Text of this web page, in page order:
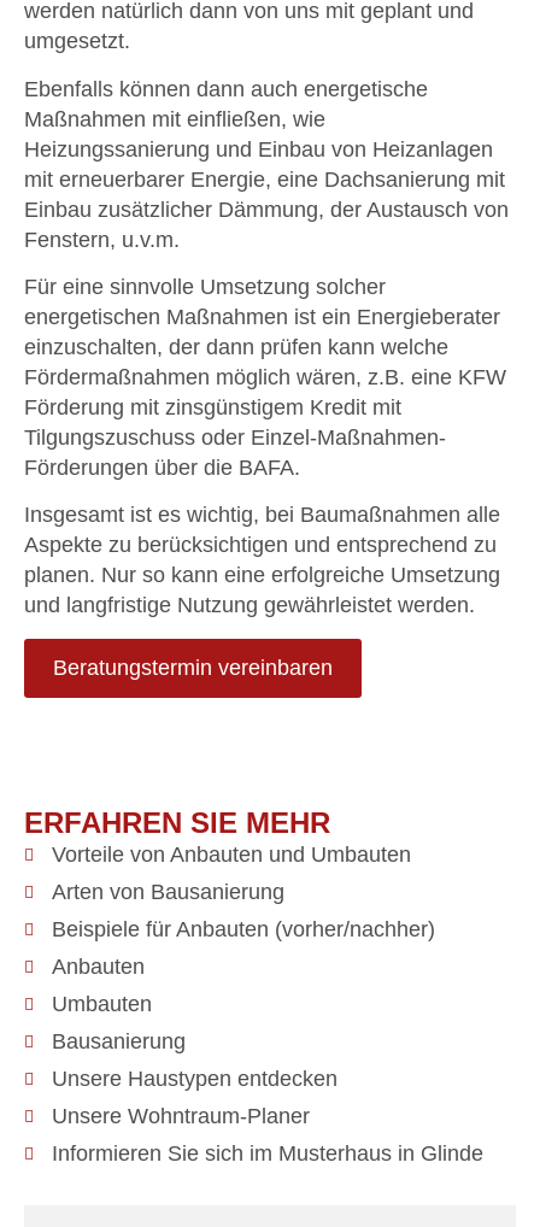
werden natürlich dann von uns mit geplant und
umgesetzt.
Ebenfalls können dann auch energetische
Maßnahmen mit einfließen, wie
Heizungssanierung und Einbau von Heizanlagen
mit erneuerbarer Energie, eine Dachsanierung mit
Einbau zusätzlicher Dämmung, der Austausch von
Fenstern, u.v.m.
Für eine sinnvolle Umsetzung solcher
energetischen Maßnahmen ist ein Energieberater
einzuschalten, der dann prüfen kann welche
Fördermaßnahmen möglich wären, z.B. eine KFW
Förderung mit zinsgünstigem Kredit mit
Tilgungszuschuss oder Einzel-Maßnahmen-
Förderungen über die BAFA.
Insgesamt ist es wichtig, bei Baumaßnahmen alle
Aspekte zu berücksichtigen und entsprechend zu
planen. Nur so kann eine erfolgreiche Umsetzung
und langfristige Nutzung gewährleistet werden.
Beratungstermin vereinbaren
ERFAHREN SIE MEHR
Vorteile von Anbauten und Umbauten
Arten von Bausanierung
Beispiele für Anbauten (vorher/nachher)
Anbauten
Umbauten
Bausanierung
Unsere Haustypen entdecken
Unsere Wohntraum-Planer
Informieren Sie sich im Musterhaus in Glinde